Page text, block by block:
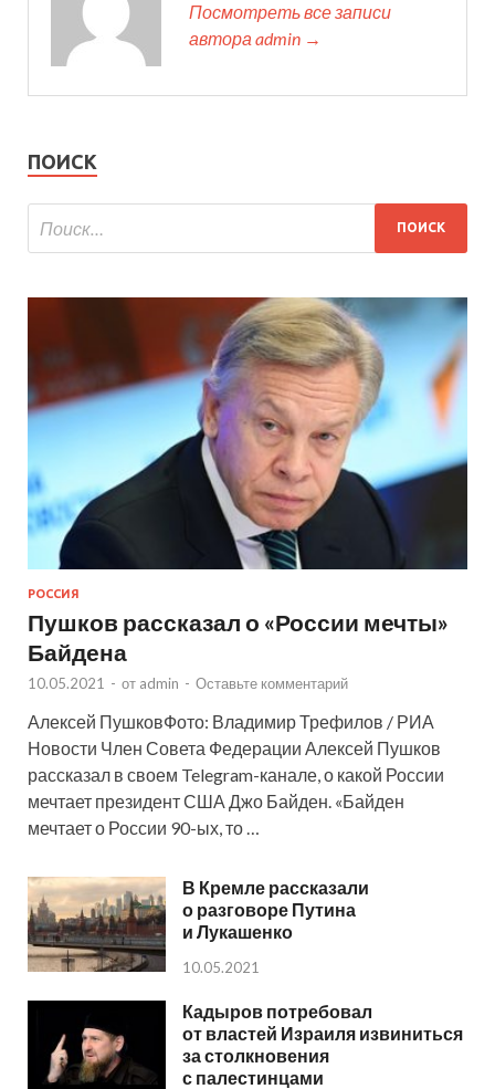
Посмотреть все записи
автора admin →
ПОИСК
РОССИЯ
Пушков рассказал о «России мечты»
Байдена
10.05.2021 - от admin - Оставьте комментарий
Алексей ПушковФото: Владимир Трефилов / РИА
Новости Член Совета Федерации Алексей Пушков
рассказал в своем Telegram-канале, о какой России
мечтает президент США Джо Байден. «Байден
мечтает о России 90-ых, то …
В Кремле рассказали
о разговоре Путина
и Лукашенко
10.05.2021
Кадыров потребовал
от властей Израиля извиниться
за столкновения
с палестинцами